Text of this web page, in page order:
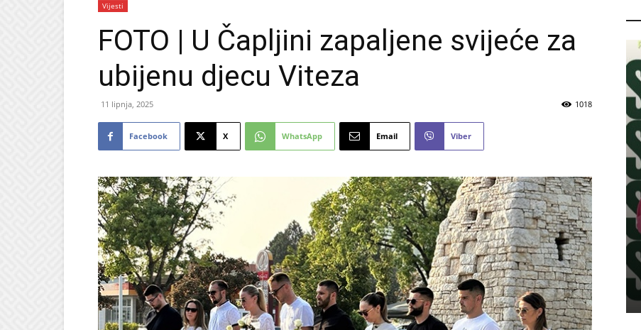
Vijesti
FOTO | U Čapljini zapaljene svijeće za
ubijenu djecu Viteza
11 lipnja, 2025 1018
Facebook X WhatsApp Email Viber